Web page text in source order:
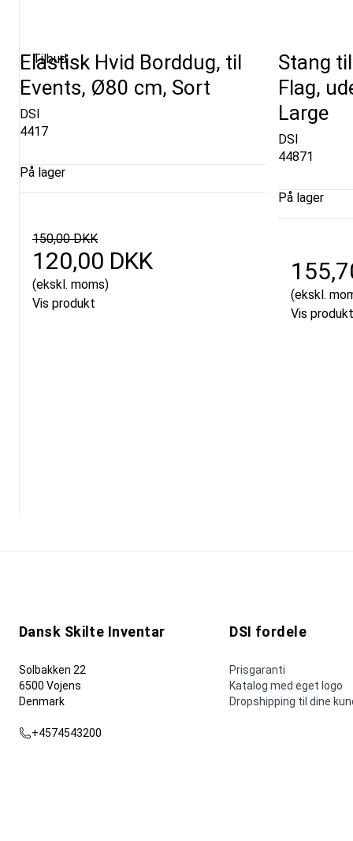
Tilbud
Elastisk Hvid Borddug, til
Events, Ø80 cm, Sort
DSI
4417
På lager
150,00 DKK
120,00 DKK
(ekskl. moms)
Vis produkt
Stang
Flag,
Large
DSI
44871
På lager
(ekskl.
Vis produkt
Dansk Skilte Inventar
Solbakken 22
6500 Vojens
Denmark
+4574543200
DSI fordele
Prisgaranti
Katalog med eget logo
Dropshipping til dine